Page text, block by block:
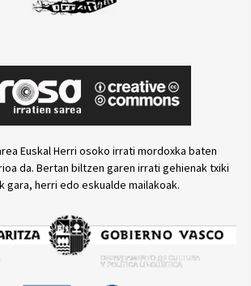
Euskal Herri osoko irrati mordoxka baten
da. Bertan biltzen garen irrati gehienak txiki
gara, herri edo eskualde mailakoak.